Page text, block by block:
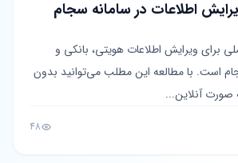
اطلاعات در سامانه سجام
برای ویرایش اطلاعات هویتی، بانکی و
است. با مطالعه این مطلب می‌توانید بدون
آنلاین...
48